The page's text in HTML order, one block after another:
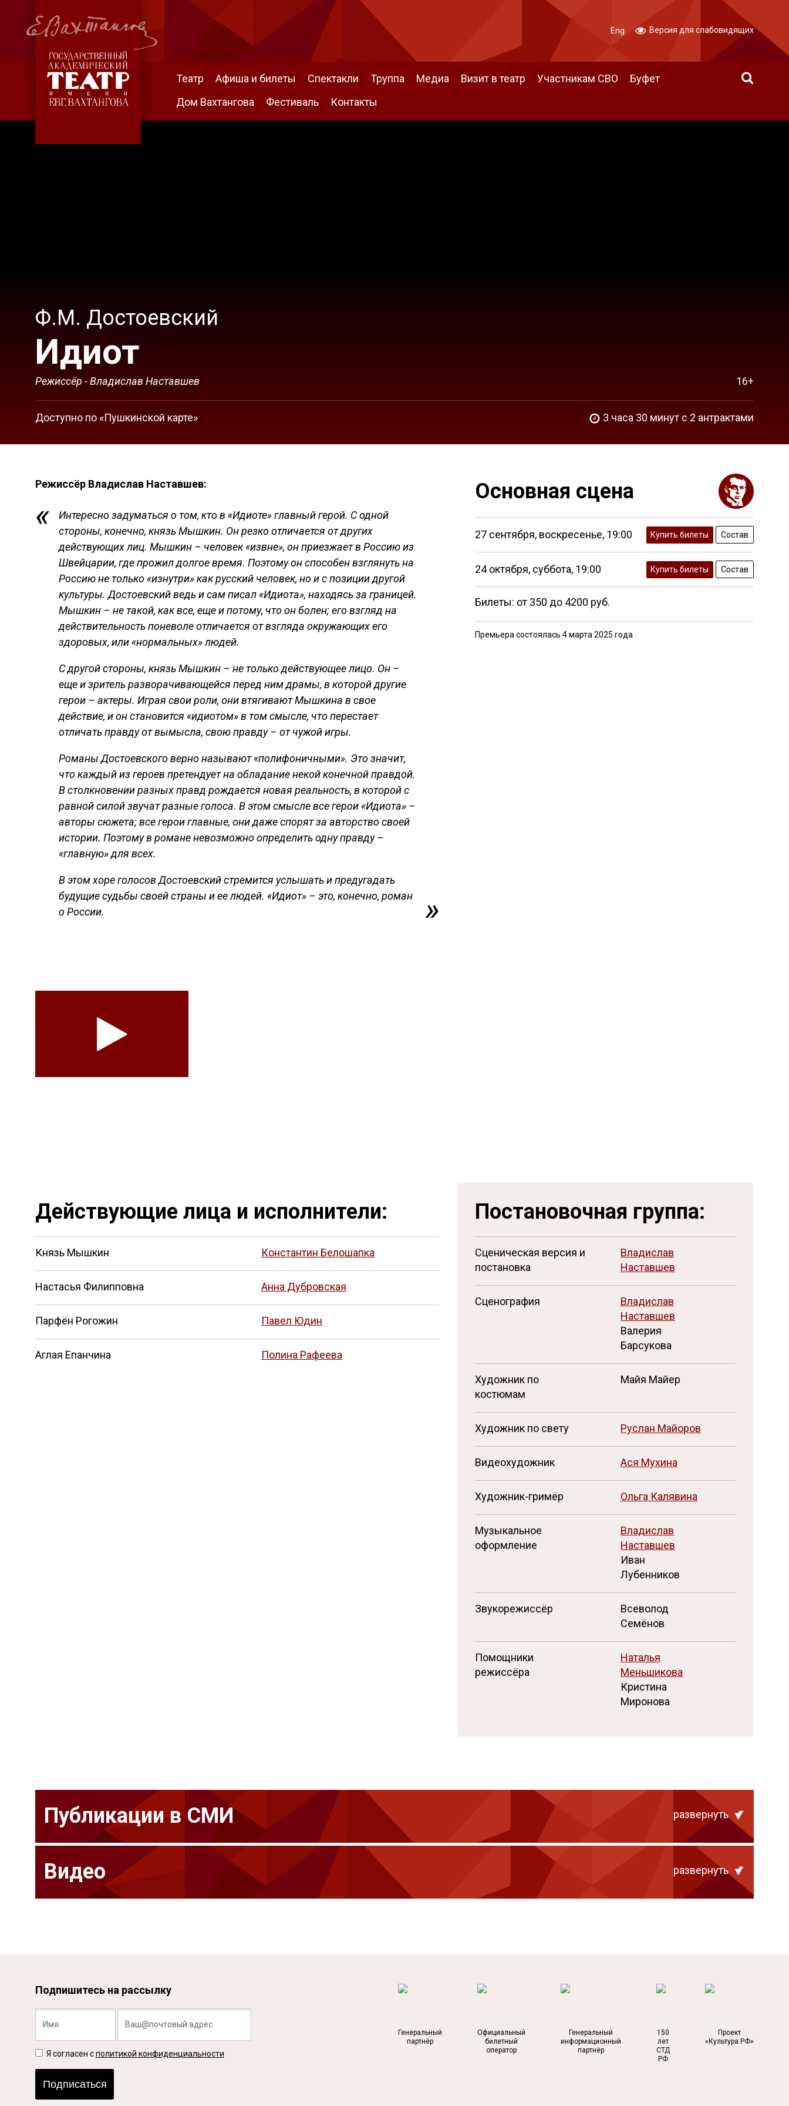
Театр Афиша и билеты Спектакли Труппа Медиа Визит в театр Участникам СВО
Буфет
Дом Вахтангова
Фестиваль Контакты
Eng Версия для слабовидящих
Ф.М. Достоевский
Идиот
Режиссёр - Владислав Наставшев 16+
Доступно по «Пушкинской карте» 3 часа 30 минут c 2 антрактами
Режиссёр Владислав Наставшев:
Интересно задуматься о том, кто в «Идиоте» главный герой. С одной
стороны, конечно, князь Мышкин. Он резко отличается от других
действующих лиц. Мышкин – человек «извне», он приезжает в Россию из
Швейцарии, где прожил долгое время. Поэтому он способен взглянуть на
Россию не только «изнутри» как русский человек, но и с позиции другой
культуры. Достоевский ведь и сам писал «Идиота», находясь за границей.
Мышкин – не такой, как все, еще и потому, что он болен; его взгляд на
действительность поневоле отличается от взгляда окружающих его
здоровых, или «нормальных» людей.
С другой стороны, князь Мышкин – не только действующее лицо. Он –
еще и зритель разворачивающейся перед ним драмы, в которой другие
герои – актеры. Играя свои роли, они втягивают Мышкина в свое
действие, и он становится «идиотом» в том смысле, что перестает
отличать правду от вымысла, свою правду – от чужой игры.
Романы Достоевского верно называют «полифоничными». Это значит,
что каждый из героев претендует на обладание некой конечной правдой.
В столкновении разных правд рождается новая реальность, в которой с
равной силой звучат разные голоса. В этом смысле все герои «Идиота» –
авторы сюжета; все герои главные, они даже спорят за авторство своей
истории. Поэтому в романе невозможно определить одну правду –
«главную» для всех.
В этом хоре голосов Достоевский стремится услышать и предугадать
будущие судьбы своей страны и ее людей. «Идиот» – это, конечно, роман
о России.
Основная сцена
27 сентября, воскресенье, 19:00 Купить билеты Состав
24 октября, суббота, 19:00 Купить билеты Состав
Билеты: от 350 до 4200 руб.
Премьера состоялась 4 марта 2025 года
Действующие лица и исполнители:
Князь Мышкин Константин Белошапка
Настасья Филипповна Анна Дубровская
Парфён Рогожин Павел Юдин
Аглая Епанчина Полина Рафеева
Постановочная группа:
Сценическая версия и
постановка
Владислав
Наставшев
Сценография
Владислав
Наставшев
Валерия
Барсукова
Художник по
костюмам
Майя Майер
Художник по свету Руслан Майоров
Видеохудожник Ася Мухина
Художник-гримёр Ольга Калявина
Музыкальное
оформление
Владислав
Наставшев
Иван
Лубенников
Звукорежиссёр
Всеволод
Семёнов
Помощники
режиссёра
Наталья
Меньшикова
Кристина
Миронова
Публикации в СМИ развернуть
Видео развернуть
Подпишитесь на рассылку
Я согласен сполитикой конфиденциальности
Подписаться
Генеральный
партнёр
Официальный
билетный
оператор
Генеральный
информационный
партнёр
150
лет
СТД
РФ
Проект
«Культура.РФ»